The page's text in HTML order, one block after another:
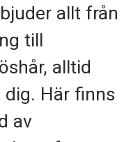
allt från
till
alltid
Här finns
av